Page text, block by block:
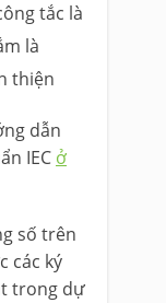
tắc là
là
thiện
dẫn
IEC ở
số trên
các ký
trong dự